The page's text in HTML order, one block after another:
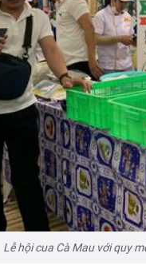
Lễ hội cua Cà Mau với quy